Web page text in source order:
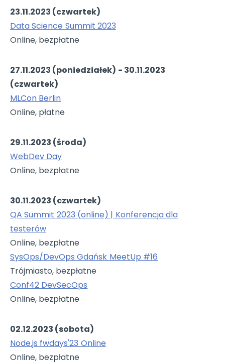
23.11.2023 (czwartek)
Data Science Summit 2023
Online, bezpłatne
27.11.2023 (poniedziałek) - 30.11.2023
(czwartek)
MLCon Berlin
Online, płatne
29.11.2023 (środa)
WebDev Day
Online, bezpłatne
30.11.2023 (czwartek)
QA Summit 2023 (online) | Konferencja dla
testerów
Online, bezpłatne
SysOps/DevOps Gdańsk MeetUp #16
Trójmiasto, bezpłatne
Conf42 DevSecOps
Online, bezpłatne
02.12.2023 (sobota)
Node.js fwdays'23 Online
Online, bezpłatne